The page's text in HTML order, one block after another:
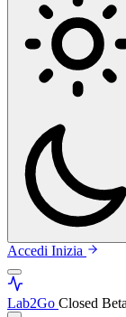
Accedi Inizia
Lab2Go Closed Beta